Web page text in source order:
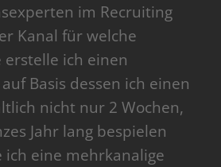
im Recruiting
Kanal für welche
erstelle ich einen
Basis dessen ich einen
nicht nur 2 Wochen,
Jahr lang bespielen
ich eine mehrkanalige